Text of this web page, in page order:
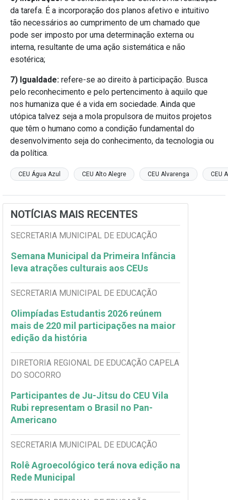
da tarefa. É a incorporação dos planos afetivo e intuitivo
tão necessários ao cumprimento de um chamado que
pode ser imposto por uma determinação externa ou
interna, resultante de uma ação sistemática e não
esotérica;
7) Igualdade: refere-se ao direito à participação. Busca
pelo reconhecimento e pelo pertencimento à aquilo que
nos humaniza que é a vida em sociedade. Ainda que
utópica talvez seja a mola propulsora de muitos projetos
que têm o humano como a condição fundamental do
desenvolvimento seja do conhecimento, da tecnologia ou
da política.
CEU Água Azul CEU Alto Alegre CEU Alvarenga CEU
NOTÍCIAS MAIS RECENTES
SECRETARIA MUNICIPAL DE EDUCAÇÃO
Semana Municipal da Primeira Infância
leva atrações culturais aos CEUs
SECRETARIA MUNICIPAL DE EDUCAÇÃO
Olimpíadas Estudantis 2026 reúnem
mais de 220 mil participações na maior
edição da história
DIRETORIA REGIONAL DE EDUCAÇÃO CAPELA
DO SOCORRO
Participantes de Ju-Jitsu do CEU Vila
Rubi representam o Brasil no Pan-
Americano
SECRETARIA MUNICIPAL DE EDUCAÇÃO
Rolê Agroecológico terá nova edição na
Rede Municipal